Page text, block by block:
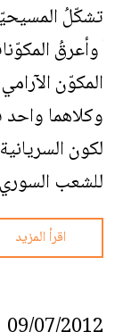
تشكّلُ
وأعرقُ
المكوّن
وكلاهما
لكون
للشعب
اقرأ المزيد